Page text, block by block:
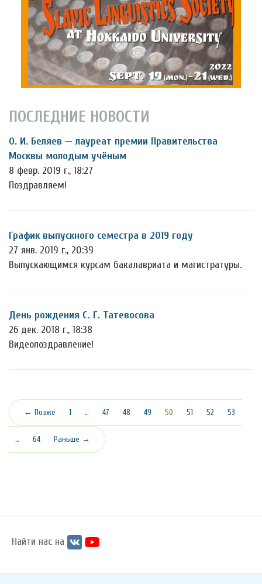
ПОСЛЕДНИЕ НОВОСТИ
О. И. Беляев — лауреат премии Правительства
Москвы молодым учёным
8 февр. 2019 г., 18:27
Поздравляем!
График выпускного семестра в 2019 году
27 янв. 2019 г., 20:39
Выпускающимся курсам бакалавриата и магистратуры.
День рождения С. Г. Татевосова
26 дек. 2018 г., 18:38
Видеопоздравление!
← Позже 1 … 47 48 49 50 (текущая)
51 52 53
… 64 Раньше →
Найти нас на